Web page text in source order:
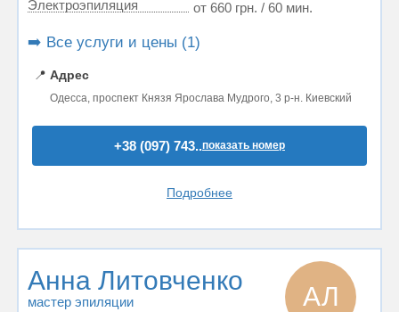
Электроэпиляция от 660 грн. / 60 мин.
➡️ Все услуги и цены (1)
📍 Адрес
Одесса, проспект Князя Ярослава Мудрого, 3 р-н. Киевский
+38 (097) 743..показать номер
Подробнее
Анна Литовченко
мастер эпиляции АЛ